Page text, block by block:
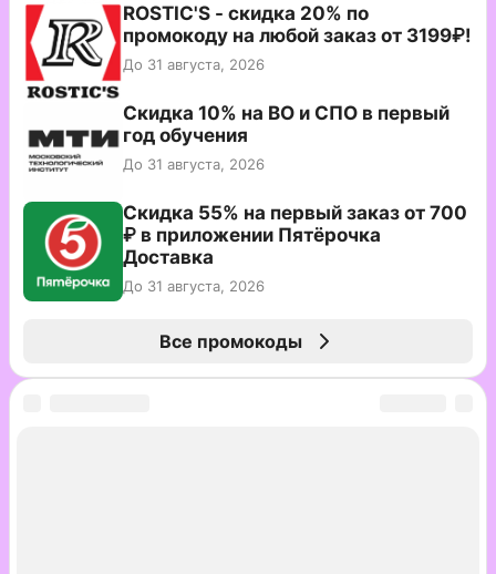
ROSTIC'S - скидка 20% по
промокоду на любой заказ от 3199₽!
До 31 августа, 2026
Скидка 10% на ВО и СПО в первый
год обучения
До 31 августа, 2026
Скидка 55% на первый заказ от 700
₽ в приложении Пятёрочка
Доставка
До 31 августа, 2026
Все промокоды